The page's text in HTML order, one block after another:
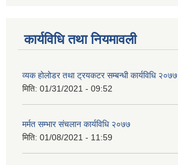
कार्यविधि तथा नियमावली
व्यक होलोडर तथा ट्रयकटर सम्बन्धी कार्यविधि २०७७
मिति: 01/31/2021 - 09:52
मर्मत सम्भार संचलान कार्यविधि २०७७
मिति: 01/08/2021 - 11:59